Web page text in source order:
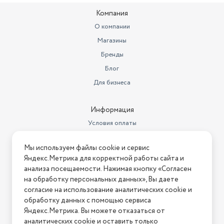
Экономия трафика благодаря малому размеру обновлений
лимитных тарифов мобильной связи.
Защита паролем настроек антивируса и доступа к
Подробная статистика о работе антивируса.
Удобные и информативные виджеты рабочего стола для
Современные Android-троянцы способны похитить всё, что
имеет для вас ценность, — от фото до денег. А Dr.Web для
Android способен всё это защитить.
Компоненты защиты*
Антивирус — надежно защитит от всех типов вредоносных
программ, созданных для инфицирования мобильных
устройств.
Фильтр звонков и СМС** — оградит от нежелательных
звонков и СМС-сообщений.
Компания
О компании
Магазины
Бренды
Блог
Для бизнеса
Информация
Условия оплаты
Условия возврата
Нашли ошибку на сайте? Напишите нам
2026 © Интернет-магазин "АстМаркет". У нас есть всё!
Мы используем файлы cookie и сервис
Яндекс.Метрика для корректной работы сайта и
анализа посещаемости. Нажимая кнопку «Согласен
на обработку персональных данных», Вы даете
согласие на использование аналитических cookie и
обработку данных с помощью сервиса
Яндекс.Метрика. Вы можете отказаться от
аналитических cookie и оставить только